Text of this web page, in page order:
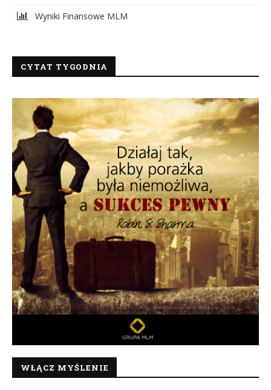
Wyniki Finansowe MLM
CYTAT TYGODNIA
WŁĄCZ MYŚLENIE